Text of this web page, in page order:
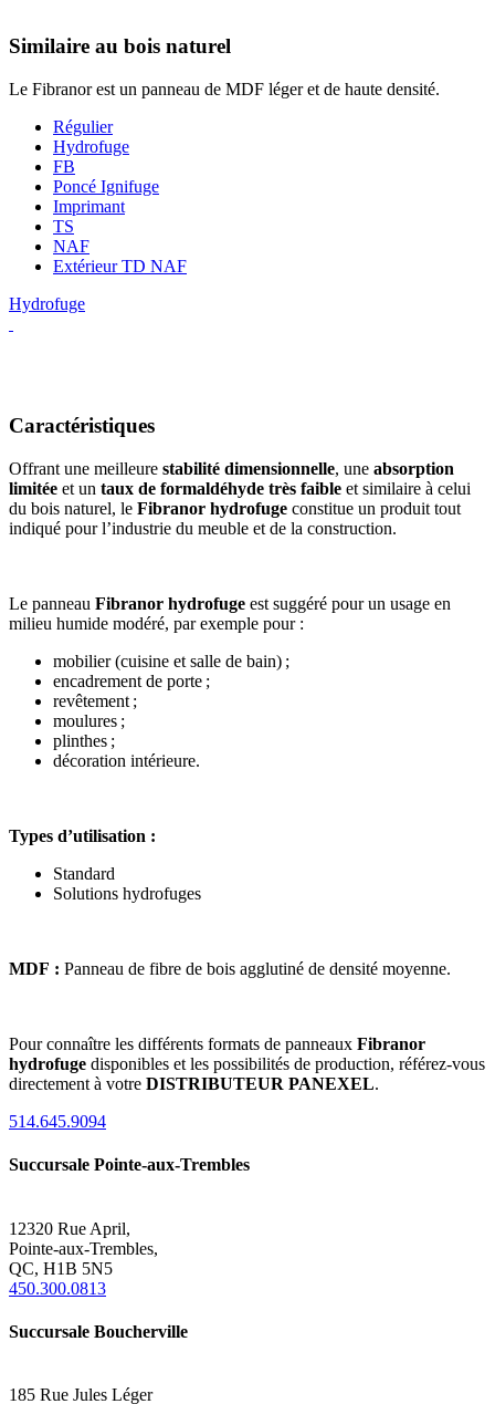
Similaire au bois naturel
Le Fibranor est un panneau de MDF léger et de haute densité.
Régulier
Hydrofuge
FB
Poncé Ignifuge
Imprimant
TS
NAF
Extérieur TD NAF
Hydrofuge
Caractéristiques
Offrant une meilleure stabilité dimensionnelle, une absorption
limitée et un taux de formaldéhyde très faible et similaire à celui
du bois naturel, le Fibranor hydrofuge constitue un produit tout
indiqué pour l’industrie du meuble et de la construction.
Le panneau Fibranor hydrofuge est suggéré pour un usage en
milieu humide modéré, par exemple pour :
mobilier (cuisine et salle de bain) ;
encadrement de porte ;
revêtement ;
moulures ;
plinthes ;
décoration intérieure.
Types d’utilisation :
Standard
Solutions hydrofuges
MDF : Panneau de fibre de bois agglutiné de densité moyenne.
Pour connaître les différents formats de panneaux Fibranor
hydrofuge disponibles et les possibilités de production, référez-vous
directement à votre DISTRIBUTEUR PANEXEL.
514.645.9094
Succursale Pointe-aux-Trembles
12320 Rue April,
Pointe-aux-Trembles,
QC, H1B 5N5
450.300.0813
Succursale Boucherville
185 Rue Jules Léger